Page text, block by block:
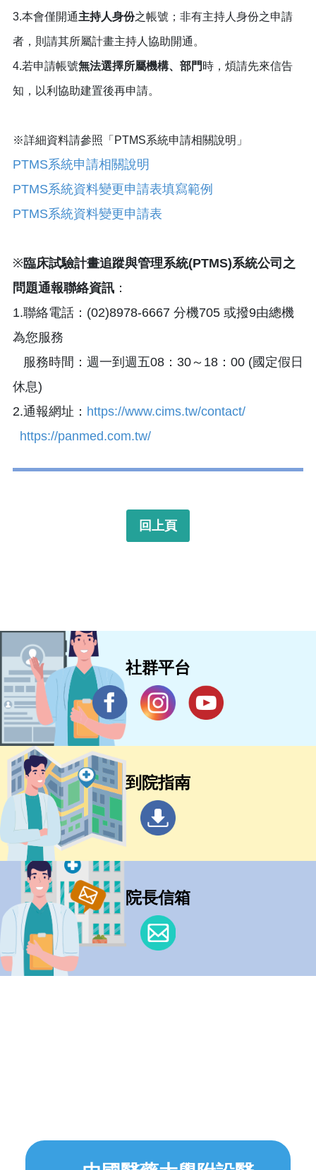
3.本會僅開通主持人身份之帳號；非有主持人身份之申請
者，則請其所屬計畫主持人協助開通。
4.若申請帳號無法選擇所屬機構、部門時，煩請先來信告
知，以利協助建置後再申請。
※詳細資料請參照「PTMS系統申請相關說明」
PTMS系統申請相關說明
PTMS系統資料變更申請表填寫範例
PTMS系統資料變更申請表
※臨床試驗計畫追蹤與管理系統(PTMS)系統公司之
問題通報聯絡資訊 ：
1.聯絡電話：(02)8978-6667 分機705 或撥9由總機
為您服務
服務時間：週一到週五08：30～18：00 (國定假日
休息)
2.通報網址： https://www.cims.tw/contact/
https://panmed.com.tw/
回上頁
社群平台
到院指南
院長信箱